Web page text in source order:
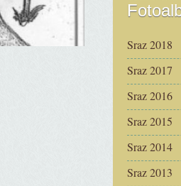
Sraz 2018
Sraz 2017
Sraz 2016
Sraz 2015
Sraz 2014
Sraz 2013